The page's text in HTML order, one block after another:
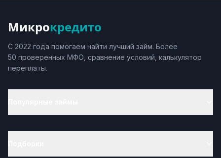
Микрокредито
С 2022 года помогаем найти лучший займ. Более
50 проверенных МФО, сравнение условий, калькулятор
переплаты.